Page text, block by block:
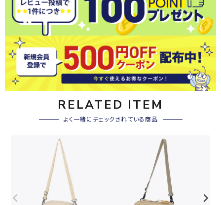
RELATED ITEM
よく一緒にチェックされている商品